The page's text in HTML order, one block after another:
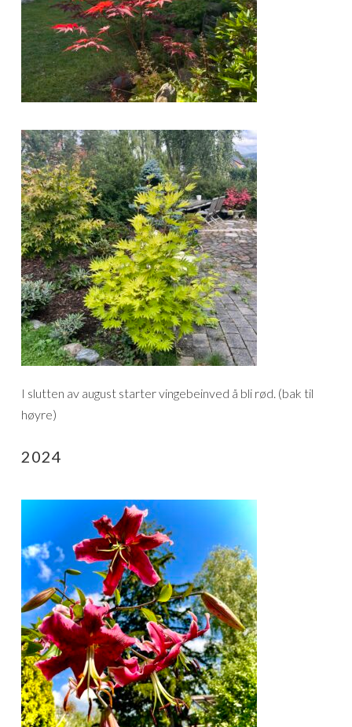
I slutten av august starter vingebeinved å bli rød. (bak til
høyre)
2024